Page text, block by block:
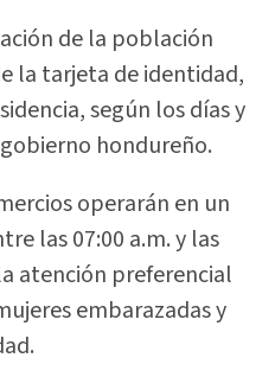
de la población
la tarjeta de identidad,
según los días y
hondureño.
operarán en un
las 07:00 a.m. y las
atención preferencial
embarazadas y